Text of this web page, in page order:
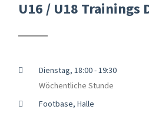
U16 / U18 Trainings
Dienstag, 18:00 - 19:30
Wöchentliche Stunde
Footbase, Halle